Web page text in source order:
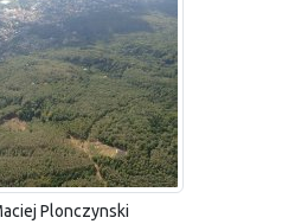
Plonczynski